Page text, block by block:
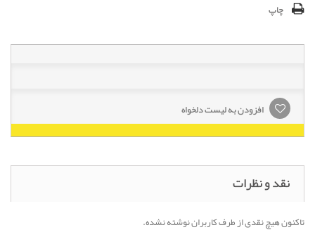
چاپ
افزودن به لیست دلخواه
نقد و نظرات
تاکنون هیچ نقدی از طرف کاربران نوشته نشده.